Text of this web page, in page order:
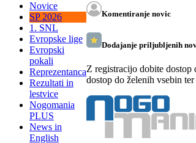
Novice
SP 2026
1. SNL
Evropske lige
Evropski
pokali
Reprezentanca
Rezultati in
lestvice
Nogomania
PLUS
News in
English
Komentiranje novic
Dodajanje priljubljenih
Z registracijo dobite
dostop do želenih vsebin